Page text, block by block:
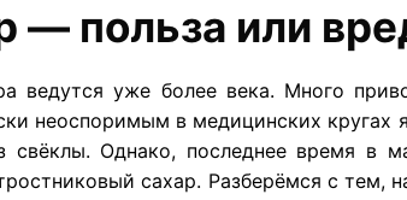
— польза или
ведутся уже более века. Много
неоспоримым в медицинских кругах
свёклы. Однако, последнее время в
сахар. Разберёмся с тем,